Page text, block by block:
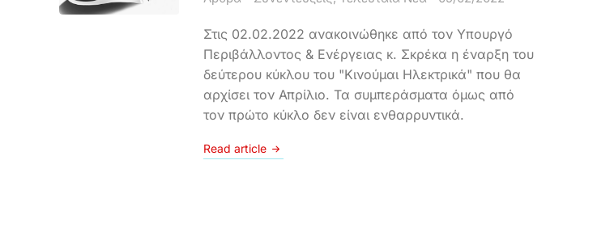
Στις 02.02.2022 ανακοινώθηκε από τον Υπουργό
Περιβάλλοντος & Ενέργειας κ. Σκρέκα η έναρξη του
δεύτερου κύκλου του "Κινούμαι Ηλεκτρικά" που θα
αρχίσει τον Απρίλιο. Τα συμπεράσματα όμως από
τον πρώτο κύκλο δεν είναι ενθαρρυντικά.
Read article